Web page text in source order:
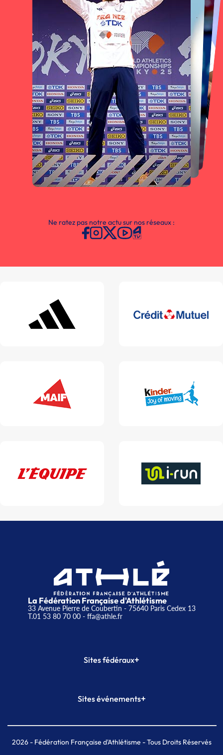
Ne ratez pas notre actu sur nos réseaux :
La Fédération Française d'Athlétisme
33 Avenue Pierre de Coubertin - 75640 Paris Cedex 13
T.01 53 80 70 00- ffa@athle.fr
Sites fédéraux+
Plateforme Formation
Sites événements+
Meeting de Paris indoor
MAIF Ekiden de Paris
2026- Fédération Française d'Athlétisme - Tous Droits Réservés